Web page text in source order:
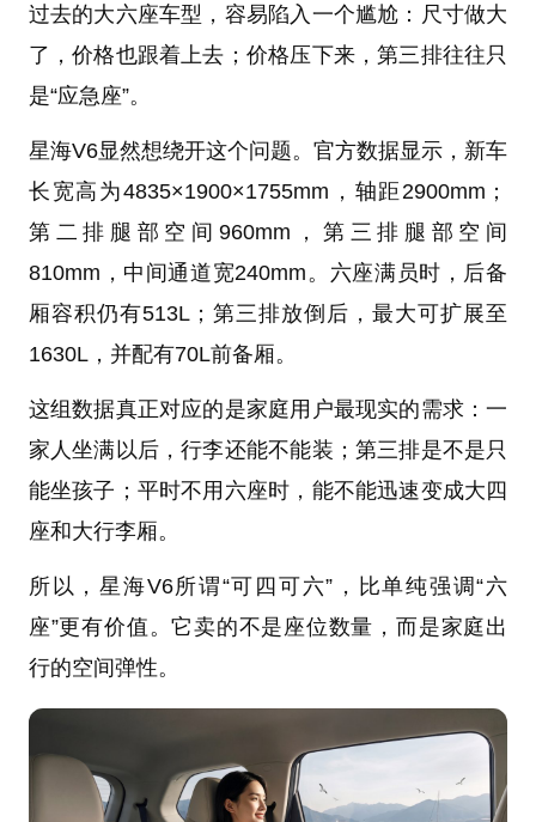
过去的大六座车型，容易陷入一个尴尬：尺寸做大
了，价格也跟着上去；价格压下来，第三排往往只
是“应急座”。
星海V6显然想绕开这个问题。官方数据显示，新车
长宽高为4835×1900×1755mm，轴距2900mm；
第二排腿部空间960mm，第三排腿部空间
810mm，中间通道宽240mm。六座满员时，后备
厢容积仍有513L；第三排放倒后，最大可扩展至
1630L，并配有70L前备厢。
这组数据真正对应的是家庭用户最现实的需求：一
家人坐满以后，行李还能不能装；第三排是不是只
能坐孩子；平时不用六座时，能不能迅速变成大四
座和大行李厢。
所以，星海V6所谓“可四可六”，比单纯强调“六
座”更有价值。它卖的不是座位数量，而是家庭出
行的空间弹性。